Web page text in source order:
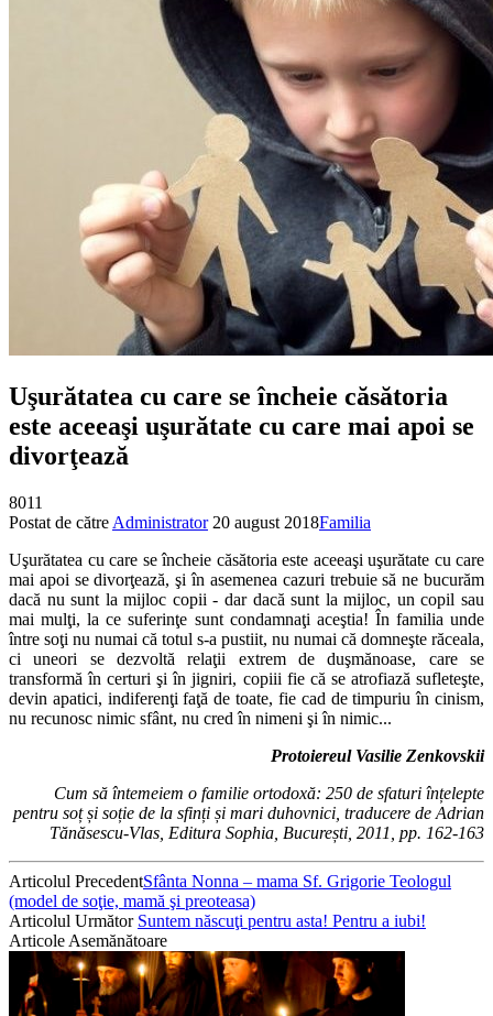
Uşurătatea cu care se încheie căsătoria
es­te aceeaşi uşurătate cu care mai apoi se
divorţează
8011
Postat de către Administrator 20 august 2018Familia
Uşurătatea cu care se încheie căsătoria es­te aceeaşi uşurătate cu care
mai apoi se divorţează, şi în asemenea cazuri trebuie să ne bucurăm
dacă nu sunt la mijloc copii - dar da­că sunt la mijloc, un copil sau
mai mulţi, la ce su­ferinţe sunt condamnaţi aceştia! În familia unde
între soţi nu numai că totul s-a pustiit, nu numai că domneşte răceala,
ci uneori se dezvoltă rela­ţii extrem de duşmănoase, care se
transformă în certuri şi în jigniri, copiii fie că se atrofiază su­fleteşte,
devin apatici, indiferenţi faţă de toate, fie cad de timpuriu în cinism,
nu recunosc nimic sfânt, nu cred în nimeni şi în nimic...
Protoiereul Vasilie Zenkovskii
Cum să întemeiem o familie ortodoxă: 250 de sfaturi înțelepte
pentru soț și soție de la sfinți și mari duhovnici, traducere de Adrian
Tănăsescu-Vlas, Editura Sophia, București, 2011, pp. 162-163
Articolul PrecedentSfânta Nonna – mama Sf. Grigorie Teologul
(model de soţie, mamă şi preoteasa)
Articolul Următor Suntem născuţi pentru asta! Pentru a iubi!
Articole Asemănătoare